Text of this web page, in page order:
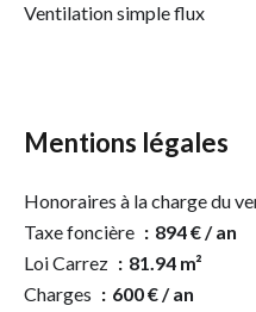
Ventilation simple flux
Mentions légales
Honoraires à la charge du
Taxe foncière
894 € / an
Loi Carrez
81.94 m²
Charges
600 € / an